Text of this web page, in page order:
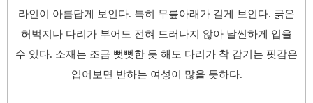
라인이 아름답게 보인다. 특히 무릎아래가 길게 보인다. 굵은
허벅지나 다리가 부어도 전혀 드러나지 않아 날씬하게 입을
수 있다. 소재는 조금 뻣뻣한 듯 해도 다리가 착 감기는 핏감은
입어보면 반하는 여성이 많을 듯하다.